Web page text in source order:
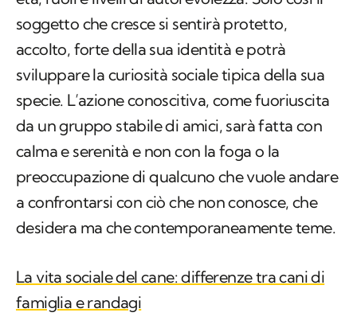
soggetto che cresce si sentirà protetto,
accolto, forte della sua identità e potrà
sviluppare la curiosità sociale tipica della sua
specie. L’azione conoscitiva, come fuoriuscita
da un gruppo stabile di amici, sarà fatta con
calma e serenità e non con la foga o la
preoccupazione di qualcuno che vuole andare
a confrontarsi con ciò che non conosce, che
desidera ma che contemporaneamente teme.
La vita sociale del cane: differenze tra cani di
famiglia e randagi